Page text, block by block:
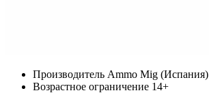
Производитель Ammo Mig (Испания)
Возрастное ограничение 14+